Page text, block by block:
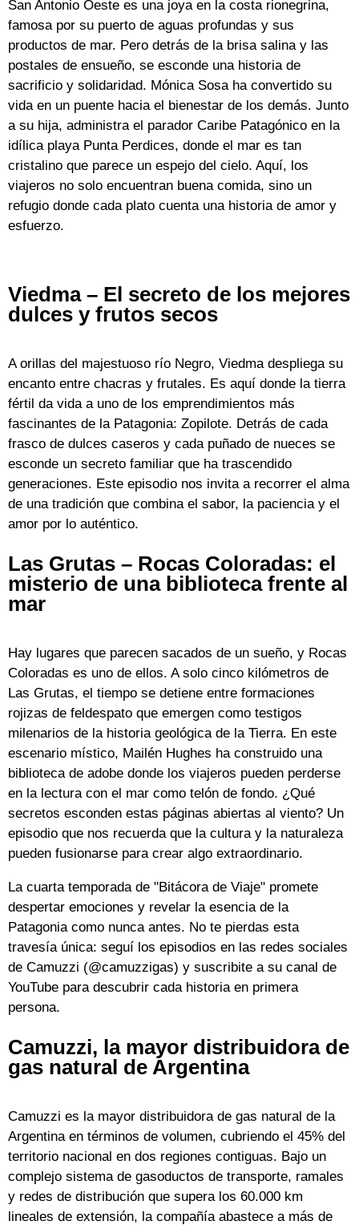
San Antonio Oeste es una joya en la costa rionegrina,
famosa por su puerto de aguas profundas y sus
productos de mar. Pero detrás de la brisa salina y las
postales de ensueño, se esconde una historia de
sacrificio y solidaridad. Mónica Sosa ha convertido su
vida en un puente hacia el bienestar de los demás. Junto
a su hija, administra el parador Caribe Patagónico en la
idílica playa Punta Perdices, donde el mar es tan
cristalino que parece un espejo del cielo. Aquí, los
viajeros no solo encuentran buena comida, sino un
refugio donde cada plato cuenta una historia de amor y
esfuerzo.
Viedma – El secreto de los mejores
dulces y frutos secos
A orillas del majestuoso río Negro, Viedma despliega su
encanto entre chacras y frutales. Es aquí donde la tierra
fértil da vida a uno de los emprendimientos más
fascinantes de la Patagonia: Zopilote. Detrás de cada
frasco de dulces caseros y cada puñado de nueces se
esconde un secreto familiar que ha trascendido
generaciones. Este episodio nos invita a recorrer el alma
de una tradición que combina el sabor, la paciencia y el
amor por lo auténtico.
Las Grutas – Rocas Coloradas: el
misterio de una biblioteca frente al
mar
Hay lugares que parecen sacados de un sueño, y Rocas
Coloradas es uno de ellos. A solo cinco kilómetros de
Las Grutas, el tiempo se detiene entre formaciones
rojizas de feldespato que emergen como testigos
milenarios de la historia geológica de la Tierra. En este
escenario místico, Mailén Hughes ha construido una
biblioteca de adobe donde los viajeros pueden perderse
en la lectura con el mar como telón de fondo. ¿Qué
secretos esconden estas páginas abiertas al viento? Un
episodio que nos recuerda que la cultura y la naturaleza
pueden fusionarse para crear algo extraordinario.
La cuarta temporada de "Bitácora de Viaje" promete
despertar emociones y revelar la esencia de la
Patagonia como nunca antes. No te pierdas esta
travesía única: seguí los episodios en las redes sociales
de Camuzzi (@camuzzigas) y suscribite a su canal de
YouTube para descubrir cada historia en primera
persona.
Camuzzi, la mayor distribuidora de
gas natural de Argentina
Camuzzi es la mayor distribuidora de gas natural de la
Argentina en términos de volumen, cubriendo el 45% del
territorio nacional en dos regiones contiguas. Bajo un
complejo sistema de gasoductos de transporte, ramales
y redes de distribución que supera los 60.000 km
lineales de extensión, la compañía abastece a más de